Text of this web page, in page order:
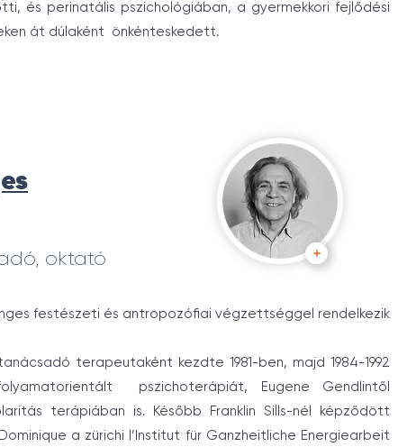
és perinatális pszichológiában, a gyermekkori fejlődési
át dúlaként önkénteskedett.
oktató
festészeti és antropozófiai végzettséggel rendelkezik
terapeutaként kezdte 1981-ben, majd 1984-1992
pszichoterápiát, Eugene Gendlintől
terápiában is. Később Franklin Sills-nél képződött
a zürichi l’Institut für Ganzheitliche Energiearbeit